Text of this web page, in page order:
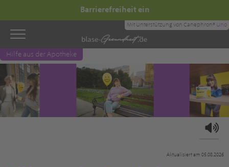
Barrierefreiheit ein
Hilfe aus der Apotheke
Mit Unterstützung von Canephron® Uno
Aktualisiert am 05.08.2026